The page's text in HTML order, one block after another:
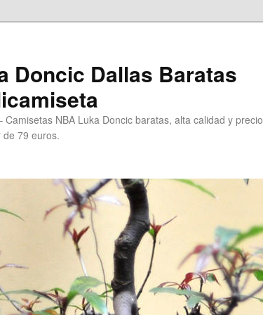
Doncic Dallas Baratas
NBA Luka Doncic baratas, alta calidad y precio
79 euros.